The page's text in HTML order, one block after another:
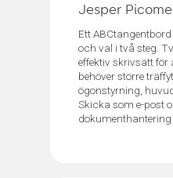
Jesper
Ett
och val i två steg.
effektiv skrivsätt för
behöver större
ögonstyrning,
Skicka som e-post